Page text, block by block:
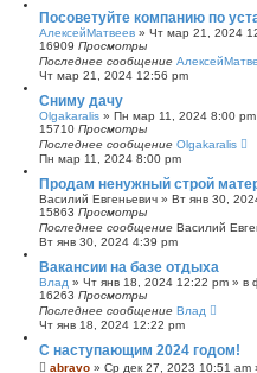
Посоветуйте компанию по
АлексейМатвеев » Чт мар 21, 2024
16909 Просмотры
Последнее сообщение
Чт мар 21, 2024 12:56 pm
Сниму дачу
Olgakaralis » Пн мар 11, 2024 8:00 pm
15710 Просмотры
Последнее сообщение Olgakaralis
Пн мар 11, 2024 8:00 pm
Продам ненужный строй
Василий Евгеньевич » Вт янв 30,
15863 Просмотры
Последнее сообщение Василий
Вт янв 30, 2024 4:39 pm
Вакансии на базе отдыха
Влад » Чт янв 18, 2024 12:22 pm » в
16263 Просмотры
Последнее сообщение Влад
Чт янв 18, 2024 12:22 pm
С наступающим 2024 годом!
abravo » Ср дек 27, 2023 10:51 am